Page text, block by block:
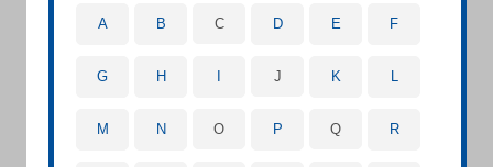
A B C D E F
G H J K L
M N O P Q R